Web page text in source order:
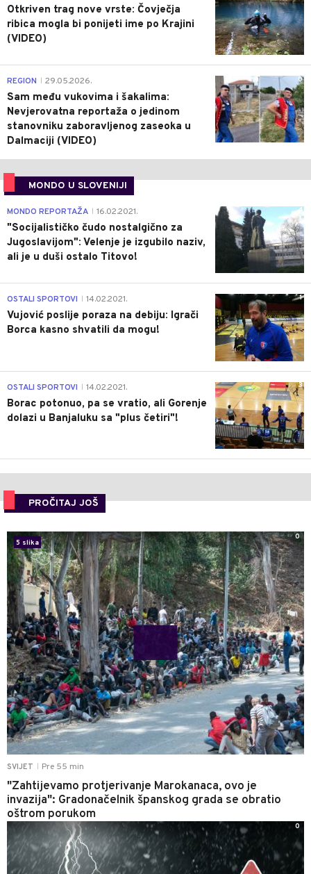
Otkriven trag nove vrste: Čovječja
ribica mogla bi ponijeti ime po Krajini
(VIDEO)
0
REGION 29.05.2026.
Sam među vukovima i šakalima:
Nevjerovatna reportaža o jedinom
stanovniku zaboravljenog zaseoka u
Dalmaciji (VIDEO)
MONDO U SLOVENIJI
4
MONDO REPORTAŽA 16.02.2021.
"Socijalističko čudo nostalgično za
Jugoslavijom": Velenje je izgubilo naziv,
ali je u duši ostalo Titovo!
1
OSTALI SPORTOVI 14.02.2021.
Vujović poslije poraza na debiju: Igrači
Borca kasno shvatili da mogu!
3
OSTALI SPORTOVI 14.02.2021.
Borac potonuo, pa se vratio, ali Gorenje
dolazi u Banjaluku sa "plus četiri"!
PROČITAJ JOŠ
SVIJET Pre 55 min
"Zahtijevamo protjerivanje Marokanaca, ovo je
invazija": Gradonačelnik španskog grada se obratio
oštrom porukom
5 slika
0
0